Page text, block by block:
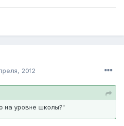
2012
на уровне школы?"